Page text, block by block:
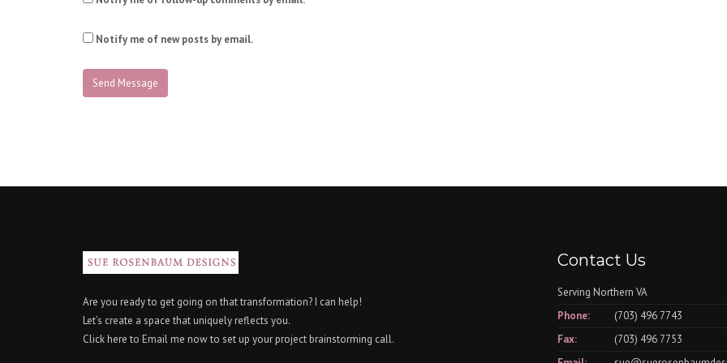
Notify me of new posts by email.
Are you ready to get going on that transformation? I can help!
Let’s create a space that uniquely reflects you.
Click hereto Email me now to set up your project brainstorming call.
Contact Us
Serving Northern VA
Phone:
(703) 496 7743
Fax:
(703) 496 7753